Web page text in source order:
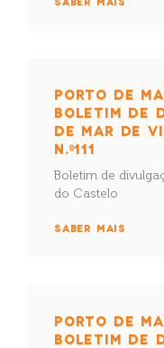
PORTO DE
BOLETIM DE
DE MAR DE
N.º111
Boletim de
do Castelo
SABER MAIS
PORTO DE
BOLETIM DE